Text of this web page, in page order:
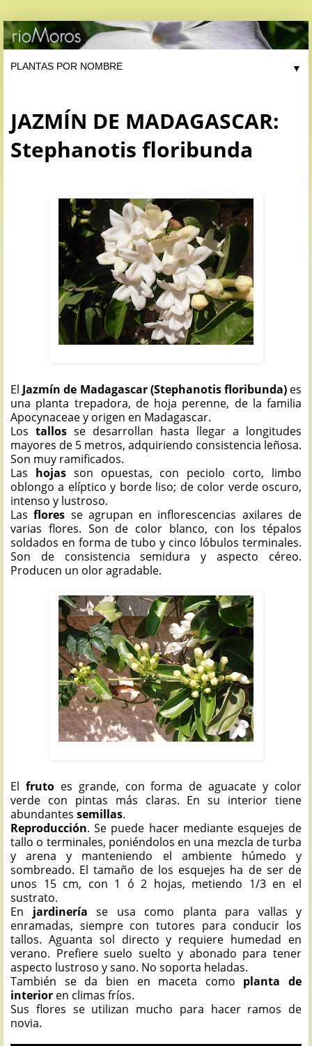
▼
JAZMÍN DE MADAGASCAR:
Stephanotis floribunda
El Jazmín de Madagascar (Stephanotis floribunda) es
una planta trepadora, de hoja perenne, de la familia
Apocynaceae y origen en Madagascar.
Los tallos se desarrollan hasta llegar a longitudes
mayores de 5 metros, adquiriendo consistencia leñosa.
Son muy ramificados.
Las hojas son opuestas, con peciolo corto, limbo
oblongo a elíptico y borde liso; de color verde oscuro,
intenso y lustroso.
Lasflores se agrupan en inflorescencias axilares de
varias flores. Son de color blanco, con los tépalos
soldados en forma de tubo y cinco lóbulos terminales.
Son de consistencia semidura y aspecto céreo.
Producen un olor agradable.
El fruto es grande, con forma de aguacate y color
verde con pintas más claras. En su interior tiene
abundantes semillas.
Reproducción. Se puede hacer mediante esquejes de
tallo o terminales, poniéndolos en una mezcla de turba
y arena y manteniendo el ambiente húmedo y
sombreado. El tamaño de los esquejes ha de ser de
unos 15 cm, con 1 ó 2 hojas, metiendo 1/3 en el
sustrato.
En jardinería se usa como planta para vallas y
enramadas, siempre con tutores para conducir los
tallos. Aguanta sol directo y requiere humedad en
verano. Prefiere suelo suelto y abonado para tener
aspecto lustroso y sano. No soporta heladas.
También se da bien en maceta como planta de
interior en climas fríos.
Sus flores se utilizan mucho para hacer ramos de
novia.